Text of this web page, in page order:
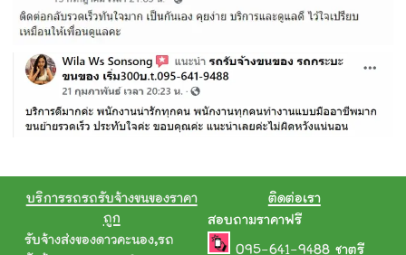
บริการรถรถรับจ้างขนของราคา
ถูก
รับจ้างส่งของดาวคะนอง,รถ
ติดต่อเรา
สอบถามราคาฟรี
095-641-9488 ชาตรี